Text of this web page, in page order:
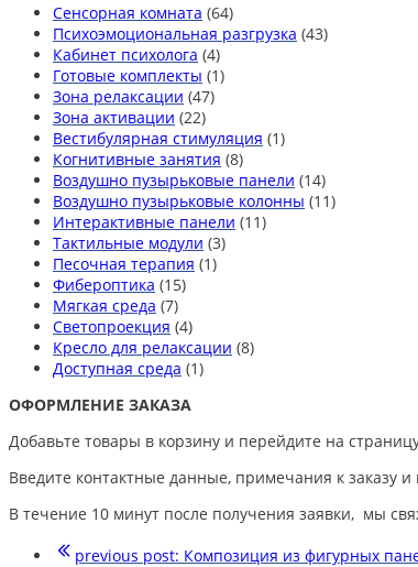
Сенсорная комната (64)
Психоэмоциональная разгрузка (43)
Кабинет психолога (4)
Готовые комплекты (1)
Зона релаксации (47)
Зона активации (22)
Вестибулярная стимуляция (1)
Когнитивные занятия (8)
Воздушно пузырьковые панели (14)
Воздушно пузырьковые колонны (11)
Интерактивные панели (11)
Тактильные модули (3)
Песочная терапия (1)
Фибероптика (15)
Мягкая среда (7)
Светопроекция (4)
Кресло для релаксации (8)
Доступная среда (1)
ОФОРМЛЕНИЕ ЗАКАЗА
Добавьте товары в корзину и перейдите на
Введите контактные данные, примечания к заказу и
В течение 10 минут после получения заявки, мы
previous post: Композиция из фигурных